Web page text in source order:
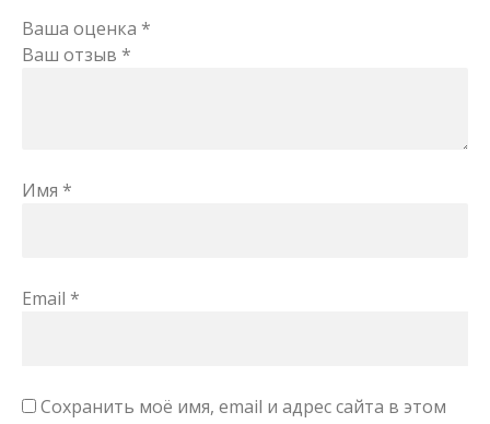
Ваша оценка *
Ваш отзыв *
Имя *
Email *
Сохранить моё имя, email и адрес сайта в этом